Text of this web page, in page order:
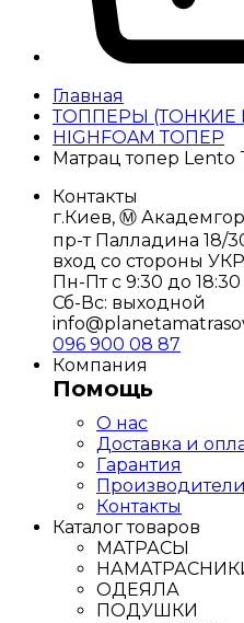
Главная
ТОППЕРЫ (ТОНКИЕ
HIGHFOAM ТОПЕР
Матрац топер Lento
Контакты
г.Киев, Ⓜ️
пр-т Палладина 18/
вход со стороны
Пн-Пт с 9:30 до 18:30
Сб-Вс: выходной
096 900 08 87
Компания
Помощь
О нас
Доставка и
Гарантия
Производители
Контакты
Каталог товаров
МАТРАСЫ
ОДЕЯЛА
ПОДУШКИ